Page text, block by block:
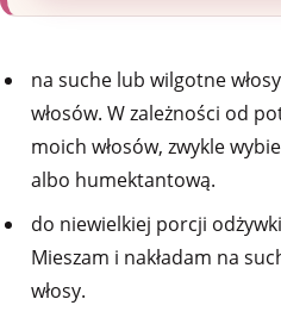
na suche lub wilgotne
włosów. W zależności od
moich włosów, zwykle
albo humektantową.
do niewielkiej porcji
Mieszam i nakładam na
włosy.